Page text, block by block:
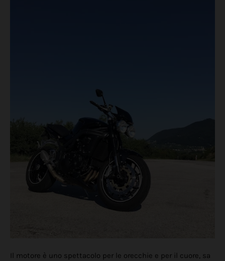
Il motore è uno spettacolo per le orecchie e per il cuore, sa